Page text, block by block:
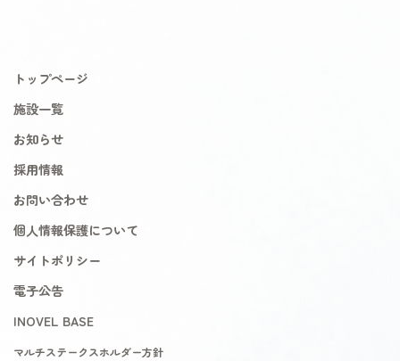
トップページ
施設一覧
お知らせ
採用情報
お問い合わせ
個人情報保護について
サイトポリシー
電子公告
INOVEL BASE
マルチステークスホルダー方針